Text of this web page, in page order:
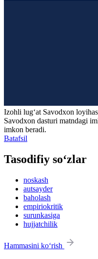
Izohli lugʻat Savodxon
Savodxon dasturi matndagi
imkon beradi.
Batafsil
Tasodifiy so‘zlar
noskash
autsayder
baholash
empiriokritik
surunkasiga
hujjatchilik
Hammasini ko‘rish